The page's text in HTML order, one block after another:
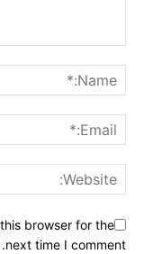
browser for the
next time I comment.